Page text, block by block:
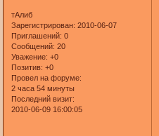
тАлиб
Зарегистрирован: 2010-06-07
Приглашений: 0
Сообщений: 20
Уважение: +0
Позитив: +0
Провел на форуме:
2 часа 54 минуты
Последний визит:
2010-06-09 16:00:05